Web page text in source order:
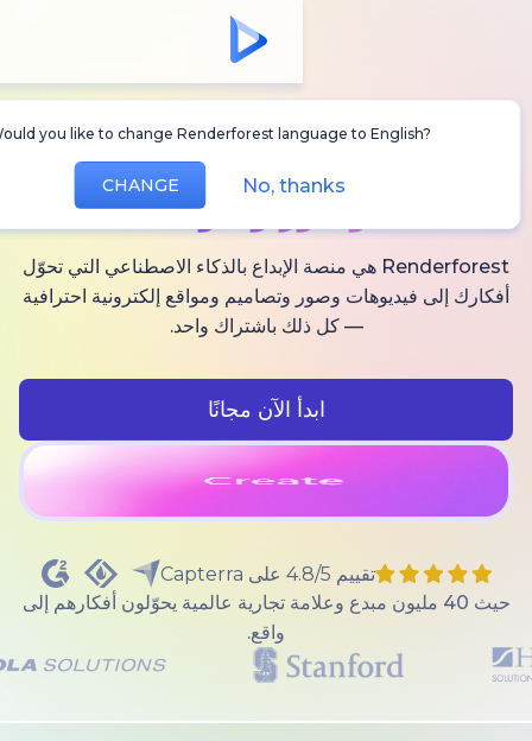
Would you like to change Renderforest language to
CHANGE
Renderforest هي منصة الإبداع بالذكاء الاصطناعي التي تحوّل
وصور وتصاميم ومواقع إلكترونية احترافية
— كل ذلك باشتراك واحد.
ابدأ الآن مجانًا
تقييم 4.8/5 على Capterra
مليون مبدع وعلامة تجارية عالمية يحوّلون أفكارهم إلى